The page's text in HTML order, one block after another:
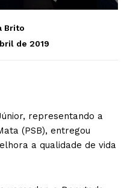
Brito
de 2019
representando a
(PSB), entregou
a qualidade de vida